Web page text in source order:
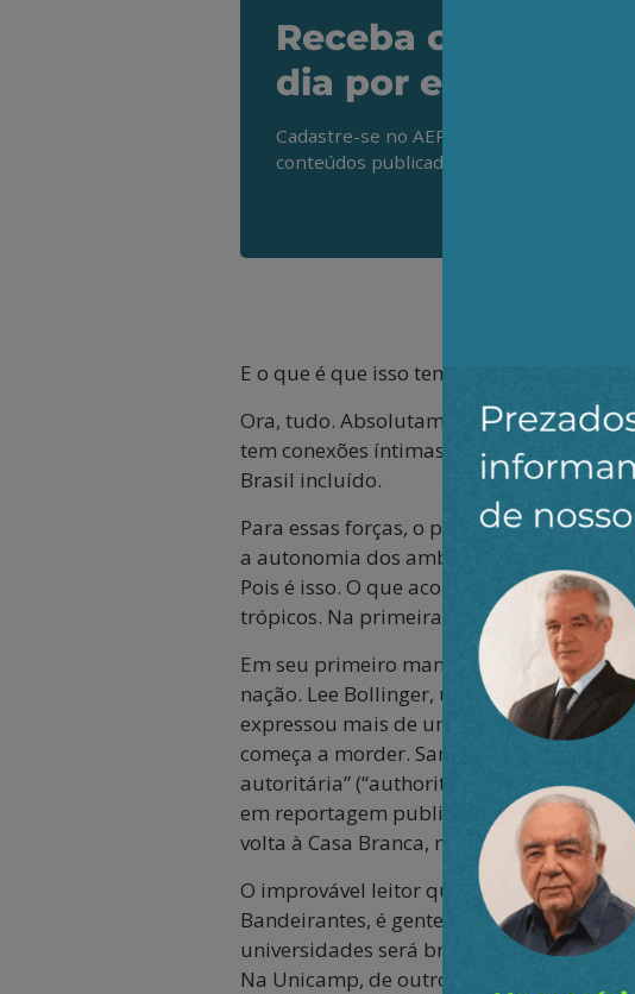
Receba os
dia por e-mail
Cadastre-se no AEPET Direto para
conteúdos publicados em nosso site.
Ao
E o que é que isso tem a ver com a
Ora, tudo. Absolutamente tudo. Tudo e
tem conexões íntimas, ou mesmo
Brasil incluído.
Para essas forças, o paraíso se efetiva
a autonomia dos ambientes acadêmicos
Pois é isso. O que acontece nos Estados
trópicos. Na primeira oportunidade, as
Em seu primeiro mandato, entre 2017 e
nação. Lee Bollinger, um renomado
expressou mais de uma vez seu
começa a morder. Sangue nos olhos. O
autoritária” (“authoritarian takeover”),
em reportagem publicada em 20 de
volta à Casa Branca, mais infelizmente
O improvável leitor que não duvide: o
Bandeirantes, é gente engravatada que
universidades será brindada com uma
Na Unicamp, de outro. A Unesp terá seu